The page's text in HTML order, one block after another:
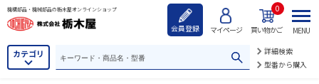
機構部品・機械部品の栃木屋オンラインショップ
会員登録 マイページ 買い物かご
0
カテゴリ
詳細検索
型番から購入
MENU